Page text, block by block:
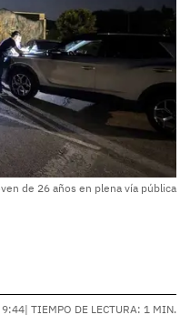
de 26 años en plena vía pública
9:44| TIEMPO DE LECTURA: 1 MIN.